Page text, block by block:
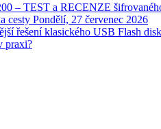
– TEST a RECENZE
cesty Pondělí, 27 červenec 2026
řešení klasického USB Flash
praxi?